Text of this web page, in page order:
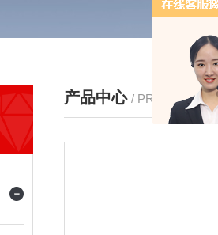
产品中心 / PRODUCTS